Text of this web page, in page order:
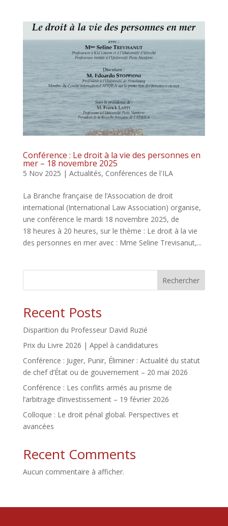
Conférence : Le droit à la vie des personnes en
mer – 18 novembre 2025
5 Nov 2025 | Actualités, Conférences de l'ILA
La Branche française de l’Association de droit
international (International Law Association) organise,
une conférence le mardi 18 novembre 2025, de
18 heures à 20 heures, sur le thème : Le droit à la vie
des personnes en mer avec : Mme Seline Trevisanut,...
Rechercher
Recent Posts
Disparition du Professeur David Ruzié
Prix du Livre 2026 | Appel à candidatures
Conférence : Juger, Punir, Éliminer : Actualité du statut
de chef d’État ou de gouvernement – 20 mai 2026
Conférence : Les conflits armés au prisme de
l’arbitrage d’investissement – 19 février 2026
Colloque : Le droit pénal global. Perspectives et
avancées
Recent Comments
Aucun commentaire à afficher.